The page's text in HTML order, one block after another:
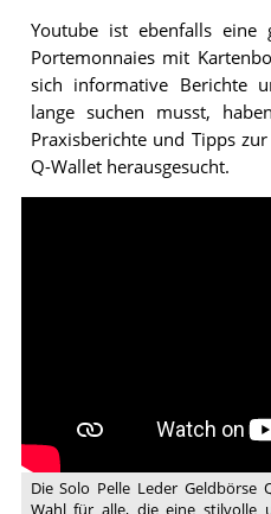
Youtube ist ebenfalls eine
Portemonnaies mit
sich informative Berichte
lange suchen musst,
Praxisberichte und Tipps
Q-Wallet herausgesucht.
Die Solo Pelle Leder Geldbörse
Wahl für alle, die eine stilvolle